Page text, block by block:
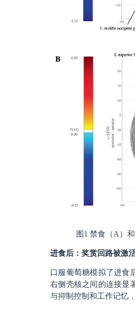
图1 禁食（A）
进食后：奖赏回路被激
口服葡萄糖模拟了进食
右侧壳核之间的连接显
与抑制控制和工作记忆